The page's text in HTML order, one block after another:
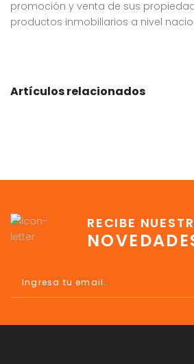
promoción y venta de sus
productos inmobiliarios a nivel
Artículos relacionados
RECIBE